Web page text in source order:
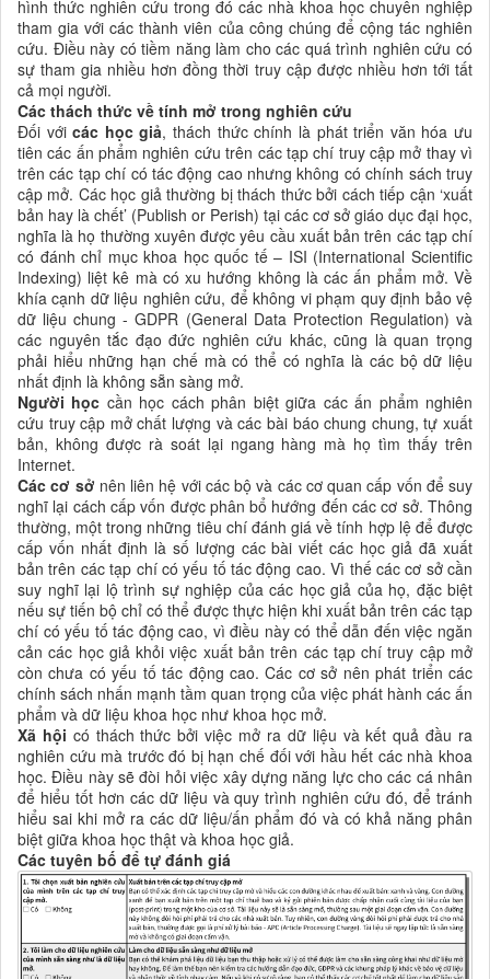
hình thức nghiên cứu trong đó các nhà khoa học chuyên nghiệp
tham gia với các thành viên của công chúng để cộng tác nghiên
cứu. Điều này có tiềm năng làm cho các quá trình nghiên cứu có
sự tham gia nhiều hơn đồng thời truy cập được nhiều hơn tới tất
cả mọi người.
Các thách thức về tính mở trong nghiên cứu
Đối vớicác học giả, thách thức chính là phát triển văn hóa ưu
tiên các ấn phẩm nghiên cứu trên các tạp chí truy cập mở thay vì
trên các tạp chí có tác động cao nhưng không có chính sách truy
cập mở. Các học giả thường bị thách thức bởi cách tiếp cận ‘xuất
bản hay là chết’ (Publish or Perish) tại các cơ sở giáo dục đại học,
nghĩa là họ thường xuyên được yêu cầu xuất bản trên các tạp chí
có đánh chỉ mụckhoa họcquốc tế – ISI (International Scientific
Indexing) liệt kê mà có xu hướng không là các ấn phẩm mở. Về
khía cạnh dữ liệu nghiên cứu, để không vi phạm quy định bảo vệ
dữ liệu chung - GDPR (General Data Protection Regulation) và
các nguyên tắc đạo đức nghiên cứu khác, cũng là quan trọng
phải hiểu những hạn chế mà có thể có nghĩa là các bộ dữ liệu
nhất định là không sẵn sàng mở.
Người học cần học cách phân biệt giữa các ấn phẩm nghiên
cứu truy cập mở chất lượng và các bài báo chung chung, tự xuất
bản, không được rà soát lại ngang hàng mà họ tìm thấy trên
Internet.
Cáccơ sở nên liên hệ với các bộ và các cơ quan cấp vốn để suy
nghĩ lại cách cấp vốn được phân bổ hướng đến các cơ sở. Thông
thường, một trong những tiêu chí đánh giá về tính hợp lệ để được
cấp vốn nhất định là số lượng các bài viết các học giả đã xuất
bản trên các tạp chí có yếu tố tác động cao. Vì thế các cơ sở cần
suy nghĩ lại lộ trình sự nghiệp của các học giả của họ, đặc biệt
nếu sự tiến bộ chỉ có thể được thực hiện khi xuất bản trên các tạp
chí có yếu tố tác động cao, vì điều này có thể dẫn đến việc ngăn
cản các học giả khỏi việc xuất bản trên các tạp chí truy cập mở
còn chưa có yếu tố tác động cao. Các cơ sở nên phát triển các
chính sách nhấn mạnh tầm quan trọng của việc phát hành các ấn
phẩm và dữ liệu khoa học như khoa học mở.
Xã hội có thách thức bởi việc mở ra dữ liệu và kết quả đầu ra
nghiên cứu mà trước đó bị hạn chế đối với hầu hết các nhà khoa
học. Điều này sẽ đòi hỏi việc xây dựng năng lực cho các cá nhân
để hiểu tốt hơn các dữ liệu và quy trình nghiên cứu đó, để tránh
hiểu sai khi mở ra các dữ liệu/ấn phẩm đó và có khả năng phân
biệt giữa khoa học thật và khoa học giả.
Các tuyên bố để tự đánh giá